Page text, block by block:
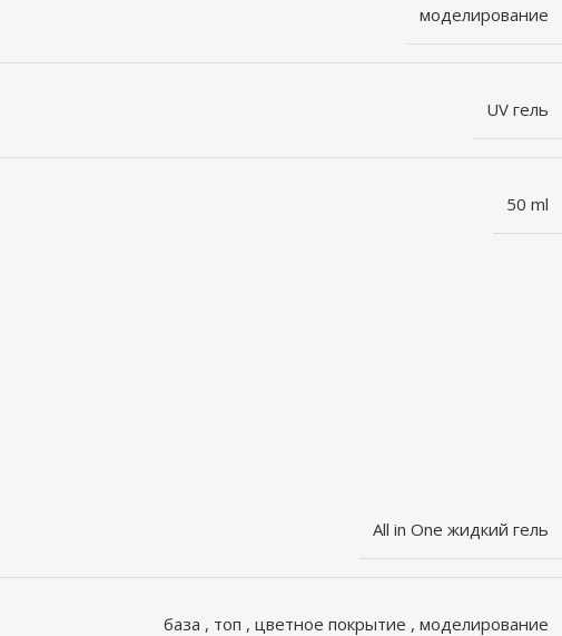
моделирование
UV гель
50 ml
All in One жидкий гель
база , топ , цветное покрытие , моделирование